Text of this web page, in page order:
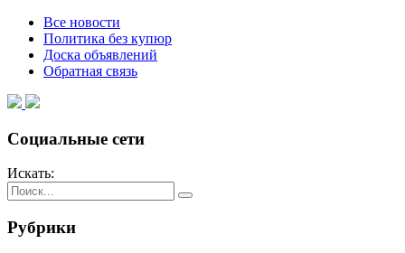
Все новости
Политика без купюр
Доска объявлений
Обратная связь
Социальные сети
Искать:
Рубрики